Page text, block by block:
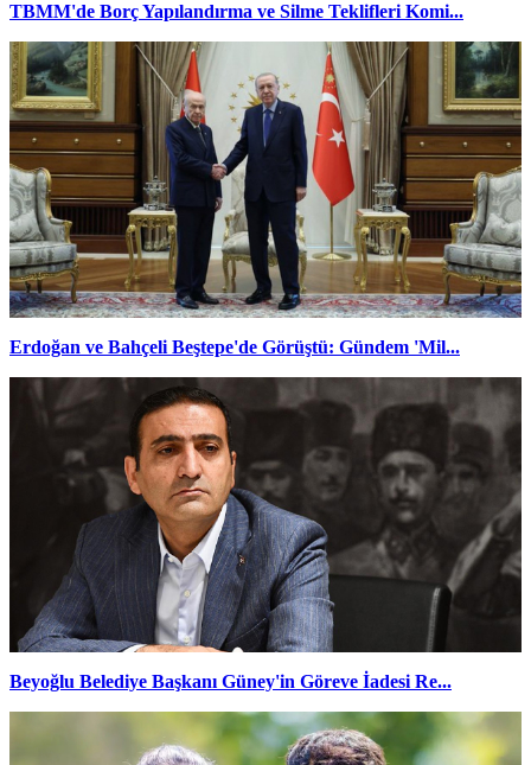
TBMM'de Borç Yapılandırma ve Silme Teklifleri Komi...
Erdoğan ve Bahçeli Beştepe'de Görüştü: Gündem 'Mil...
Beyoğlu Belediye Başkanı Güney'in Göreve İadesi Re...